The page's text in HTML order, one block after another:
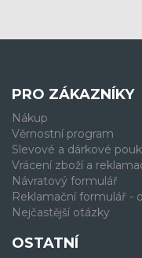
PRO ZÁKAZNÍKY
Nákup
Věrnostní program
Slevové a dárkové
Vrácení zboží a
Návratový formulář
Reklamační formulář -
Nejčastější otázky
OSTATNÍ